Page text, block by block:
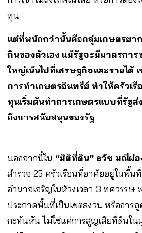
ทุน
แต่ที่หนักกว่านั้นคือกลุ่มเกษตรยา
กินของตัวเอง แม้รัฐจะมีมาตรการ
ใหญ่เน้นไปที่เศรษฐกิจและรายได้ เ
การทำเกษตรอินทรีย์ ทำให้ครัวเรื
ทุนเริ่มต้นทำการเกษตรแบบที่รัฐส่ง
ถึงการสนับสนุนของรัฐ
นอกจากนี้ใน “มิติที่ดิน” ธวัช มณีผ่อ
สำรวจ 25 ครัวเรือนที่อาศัยอยู่ในพื้น
อำนาจเจริญในห้วงเวลา 3 ทศวรรษ
ประกาศพื้นที่เป็นเขตสงวน หรือการ
กะทันหัน ไม่ใช่แค่การสูญเสียที่ดินใน